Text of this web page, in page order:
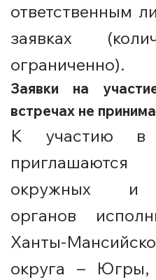
ответственным
заявках
ограниченно).
Заявки на
встречах не
К участию в
приглашаются
окружных и
органов
Ханты-
округа – Югры,